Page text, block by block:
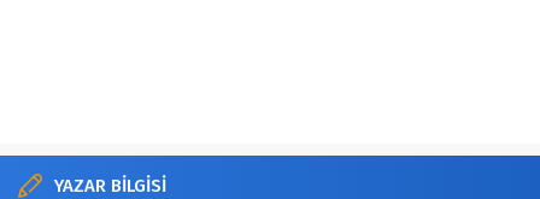
YAZAR BİLGİSİ